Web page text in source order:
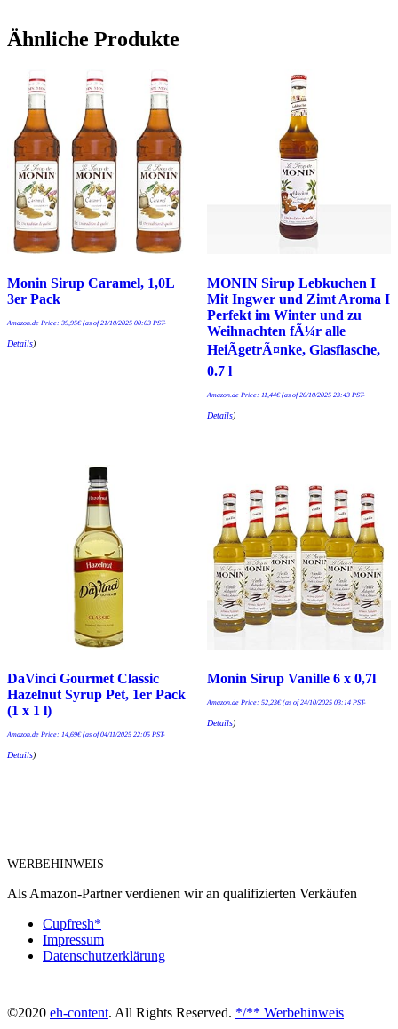
Ähnliche Produkte
Monin Sirup Caramel, 1,0L
3er Pack
Amazon.de Price: 39,95€(as of 21/10/2025 00:03 PST-
Details)
MONIN Sirup Lebkuchen I
Mit Ingwer und Zimt Aroma I
Perfekt im Winter und zu
Weihnachten fÃ¼r alle
HeiÃgetrÃ¤nke, Glasflasche,
0.7 l
Amazon.de Price: 11,44€(as of 20/10/2025 23:43 PST-
Details)
DaVinci Gourmet Classic
Hazelnut Syrup Pet, 1er Pack
(1 x 1 l)
Amazon.de Price: 14,69€(as of 04/11/2025 22:05 PST-
Details)
Monin Sirup Vanille 6 x 0,7l
Amazon.de Price: 52,23€(as of 24/10/2025 03:14 PST-
Details)
WERBEHINWEIS
Als Amazon-Partner verdienen wir an qualifizierten Verkäufen
Cupfresh*
Impressum
Datenschutzerklärung
©2020 eh-content. All Rights Reserved. */** Werbehinweis